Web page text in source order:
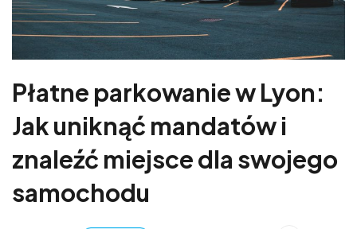
Płatne parkowanie w Lyon:
Jak uniknąć mandatów i
znaleźć miejsce dla swojego
samochodu